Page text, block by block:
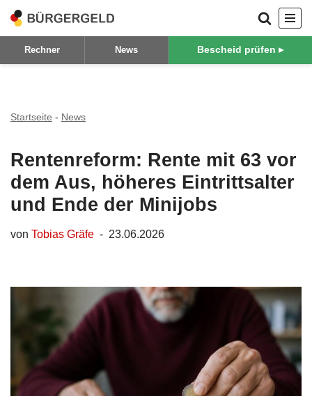
Zum
Inhalt
Rechner News Bescheid prüfen ▸
Startseite - News
Rentenreform: Rente mit 63 vor
dem Aus, höheres Eintrittsalter
und Ende der Minijobs
von Tobias Gräfe 23.06.2026